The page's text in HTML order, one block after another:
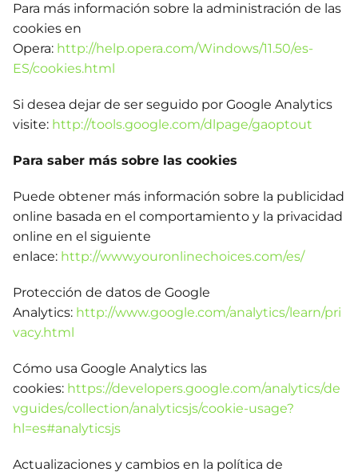
Para más información sobre la administración de las
cookies en
Opera: http://help.opera.com/Windows/11.50/es-
ES/cookies.html
Si desea dejar de ser seguido por Google Analytics
visite: http://tools.google.com/dlpage/gaoptout
Para saber más sobre las cookies
Puede obtener más información sobre la publicidad
online basada en el comportamiento y la privacidad
online en el siguiente
enlace: http://www.youronlinechoices.com/es/
Protección de datos de Google
Analytics: http://www.google.com/analytics/learn/pri
vacy.html
Cómo usa Google Analytics las
cookies: https://developers.google.com/analytics/de
vguides/collection/analyticsjs/cookie-usage?
hl=es#analyticsjs
Actualizaciones y cambios en la política de